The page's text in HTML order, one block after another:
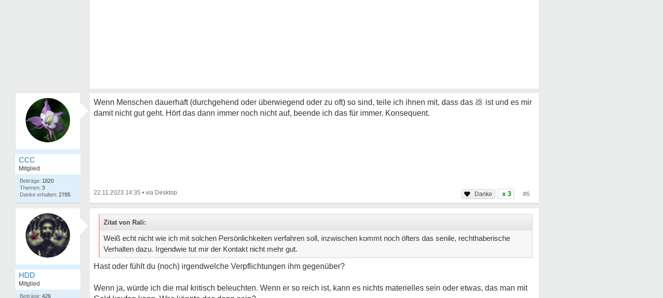
CCC
Mitglied
1820
3
2785
Wenn Menschen dauerhaft (durchgehend oder überwiegend oder zu oft) so sind, teile ich ihnen mit, dass das 💩 ist und es mir
damit nicht gut geht. Hört das dann immer noch nicht auf, beende ich das für immer. Konsequent.
22.11.2023 14:35 • x 3 #6
HDD
Mitglied
426
Zitat von Rali:
Weiß echt nicht wie ich mit solchen Persönlichkeiten verfahren soll, inzwischen kommt noch öfters das senile, rechthaberische
Verhalten dazu. Irgendwie tut mir der Kontakt nicht mehr gut.
Hast oder fühlt du (noch) irgendwelche Verpflichtungen ihm gegenüber?
Wenn ja, würde ich die mal kritisch beleuchten. Wenn er so reich ist, kann es nichts materielles sein oder etwas, das man mit